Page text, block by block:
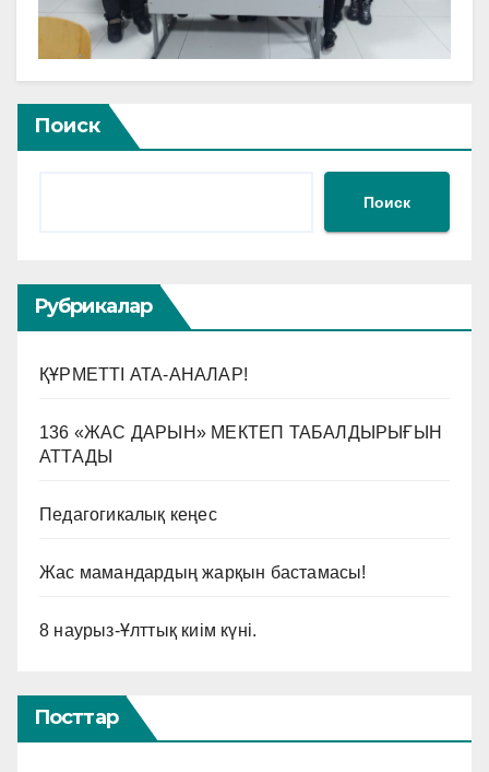
Поиск
Поиск
Рубрикалар
ҚҰРМЕТТІ АТА-АНАЛАР!
136 «ЖАС ДАРЫН» МЕКТЕП ТАБАЛДЫРЫҒЫН
АТТАДЫ
Педагогикалық кеңес
Жас мамандардың жарқын бастамасы!
8 наурыз-Ұлттық киім күні.
Посттар